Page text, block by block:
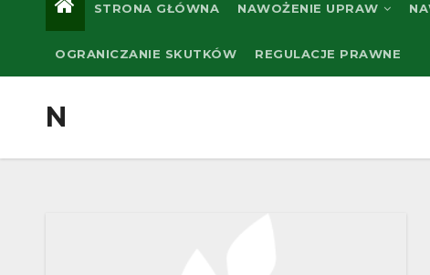
STRONA GŁÓWNA NAWOŻENIE UPRAW
OGRANICZANIE SKUTKÓW REGULACJE PRAWNE
N